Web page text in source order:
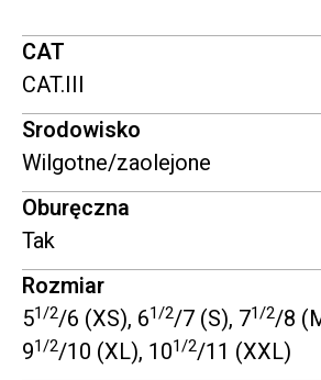
CAT
CAT.III
Srodowisko
Wilgotne/zaolejone
Oburęczna
Tak
Rozmiar
51/2/6 (XS), 61/2/7 (S), 71/2/8
91/2/10 (XL), 101/2/11 (XXL)